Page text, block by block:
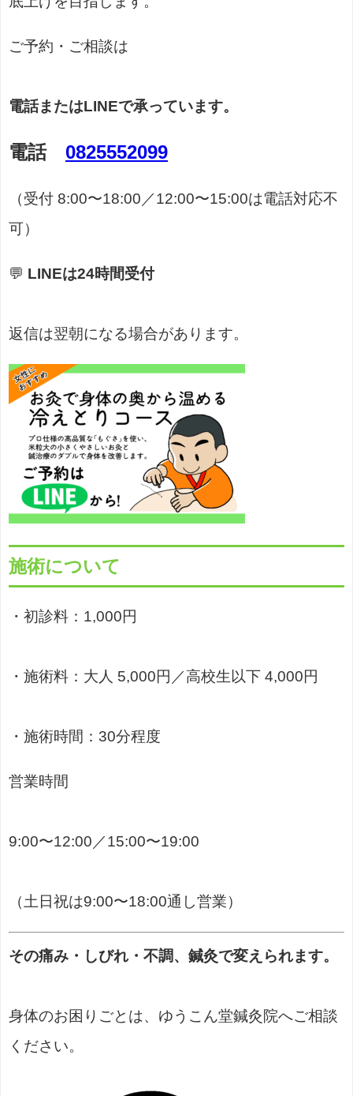
ご予約・ご相談は
電話またはLINEで承っています。
電話 0825552099
（受付 8:00〜18:00／12:00〜15:00は電話対応不
可）
💬 LINEは24時間受付
返信は翌朝になる場合があります。
施術について
・初診料：1,000円
・施術料：大人 5,000円／高校生以下 4,000円
・施術時間：30分程度
営業時間
9:00〜12:00／15:00〜19:00
（土日祝は9:00〜18:00通し営業）
その痛み・しびれ・不調、鍼灸で変えられます。
身体のお困りごとは、ゆうこん堂鍼灸院へご相談
ください。